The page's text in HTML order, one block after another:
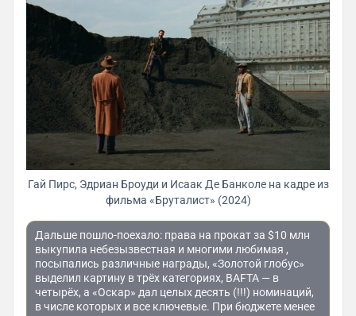
Гай Пирс, Эдриан Броуди и Исаак Де Банколе на кадре из
фильма «Бруталист» (2024)
Дальше пошло-поехало: права на прокат за $10 млн
выкупила небезызвестная и многими любимая ,
посыпались различные награды, «Золотой глобус»
выделил картину в трёх категориях, BAFTA — в
четырёх, а «Оскар» дал целых десять (!!!) номинаций,
в числе которых и все ключевые. При бюджете менее